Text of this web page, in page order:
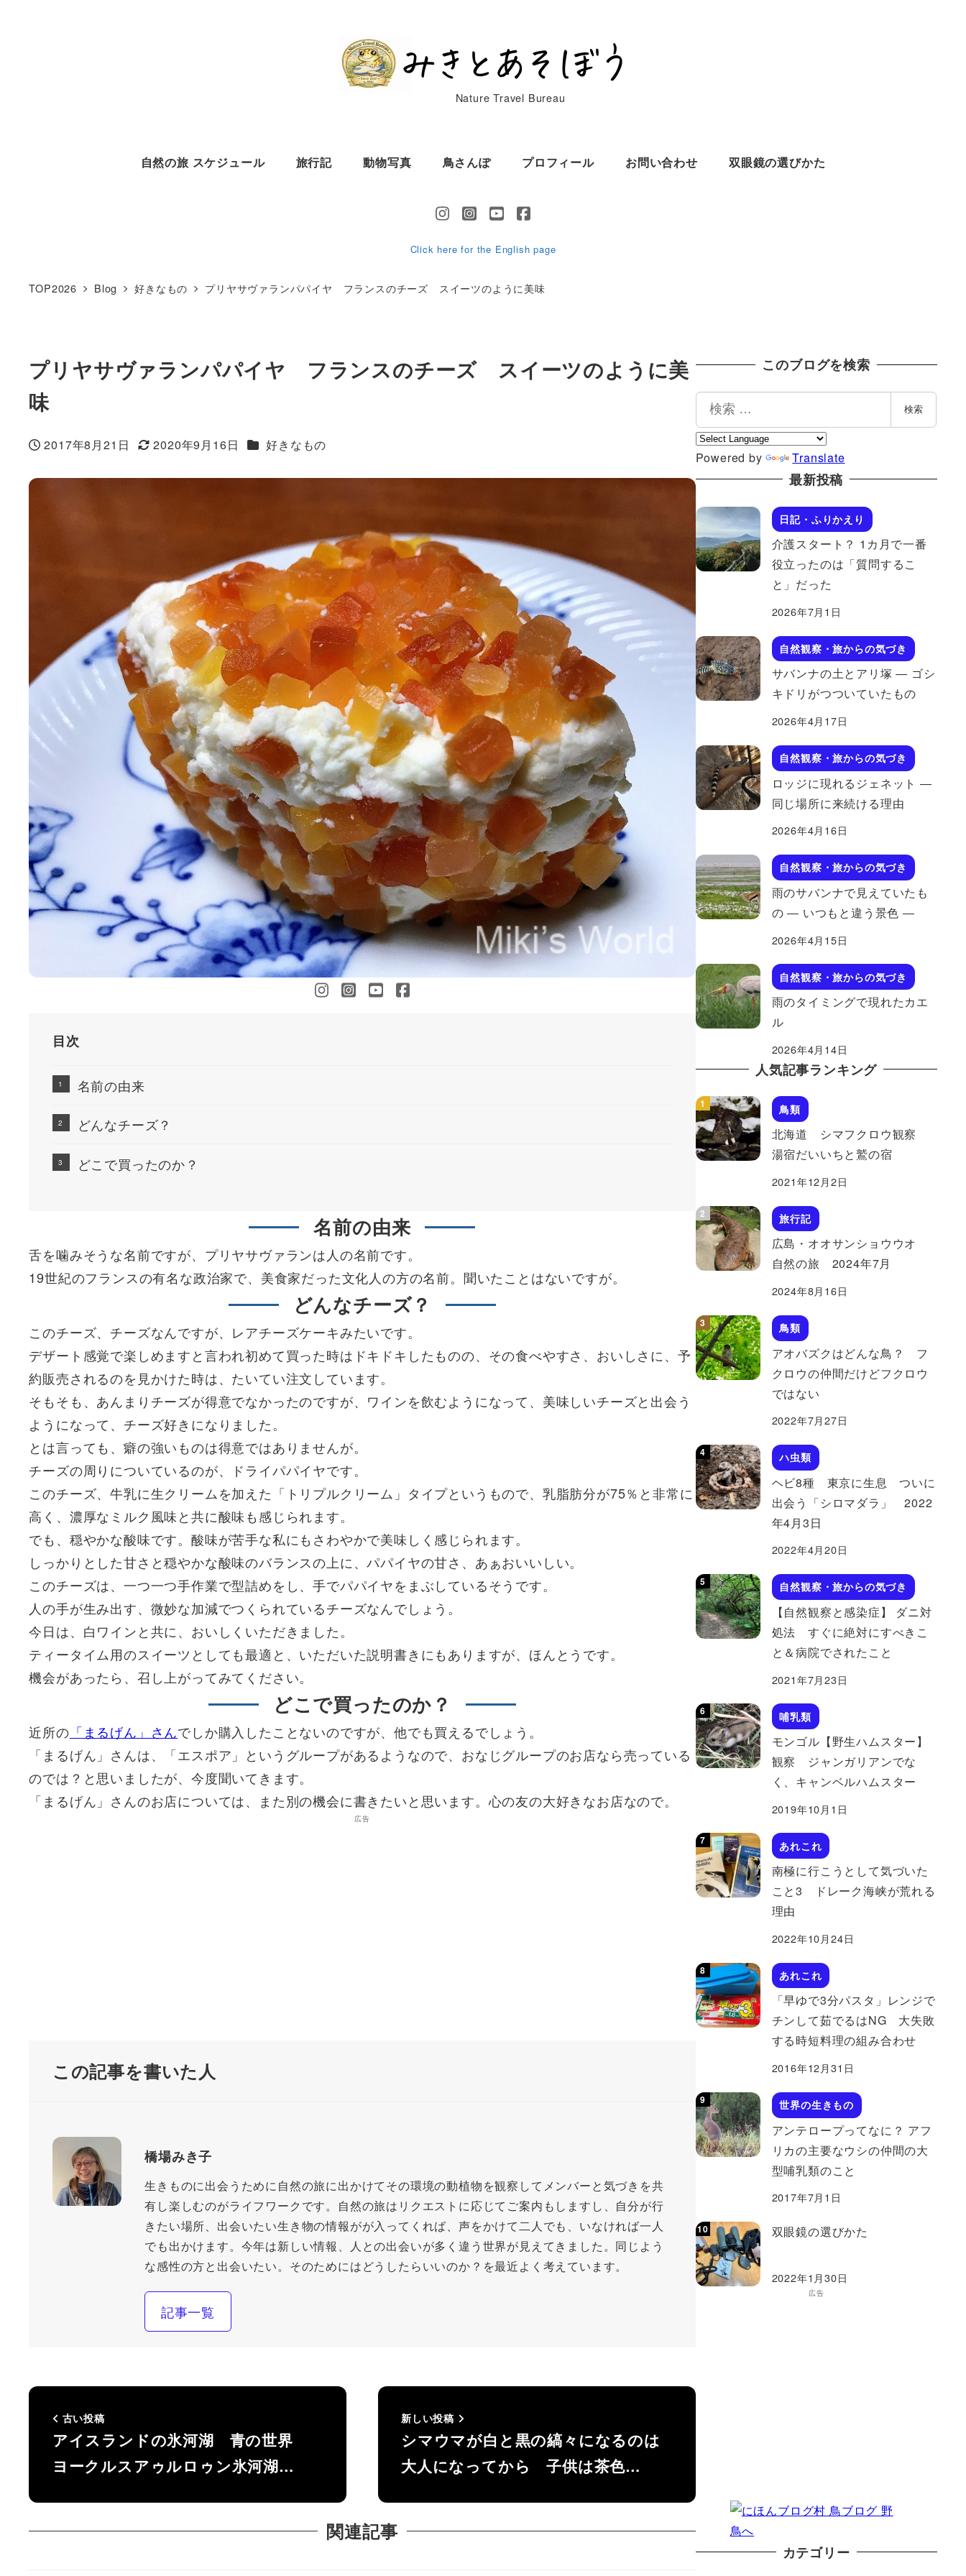
Nature Travel Bureau
自然の旅 スケジュール 旅行記 動物写真 鳥さんぽ プロフィール お問い合わせ 双眼鏡の選びかた
Click here for the English page
TOP2026 Blog 好きなもの プリヤサヴァランパパイヤ フランスのチーズ スイーツのように美味
プリヤサヴァランパパイヤ フランスのチーズ スイーツのように美
味
投稿日
2017年8月21日
更新日
2020年9月16日 カテゴリー
好きなもの
目次
名前の由来
どんなチーズ？
どこで買ったのか？
名前の由来
舌を噛みそうな名前ですが、プリヤサヴァランは人の名前です。
19世紀のフランスの有名な政治家で、美食家だった文化人の方の名前。聞いたことはないですが。
どんなチーズ？
このチーズ、チーズなんですが、レアチーズケーキみたいです。
デザート感覚で楽しめますと言われ初めて買った時はドキドキしたものの、その食べやすさ、おいしさに、予
約販売されるのを見かけた時は、たいてい注文しています。
そもそも、あんまりチーズが得意でなかったのですが、ワインを飲むようになって、美味しいチーズと出会う
ようになって、チーズ好きになりました。
とは言っても、癖の強いものは得意ではありませんが。
チーズの周りについているのが、ドライパパイヤです。
このチーズ、牛乳に生クリームを加えた「トリプルクリーム」タイプというもので、乳脂肪分が75％と非常に
高く、濃厚なミルク風味と共に酸味も感じられます。
でも、穏やかな酸味です。酸味が苦手な私にもさわやかで美味しく感じられます。
しっかりとした甘さと穏やかな酸味のバランスの上に、パパイヤの甘さ、あぁおいいしい。
このチーズは、一つ一つ手作業で型詰めをし、手でパパイヤをまぶしているそうです。
人の手が生み出す、微妙な加減でつくられているチーズなんでしょう。
今日は、白ワインと共に、おいしくいただきました。
ティータイム用のスイーツとしても最適と、いただいた説明書きにもありますが、ほんとうです。
機会があったら、召し上がってみてください。
どこで買ったのか？
近所の 「まるげん」さんでしか購入したことないのですが、他でも買えるでしょう。
「まるげん」さんは、「エスポア」というグループがあるようなので、おなじグループのお店なら売っている
のでは？と思いましたが、今度聞いてきます。
「まるげん」さんのお店については、また別の機会に書きたいと思います。心の友の大好きなお店なので。
広告
この記事を書いた人
橋場みき子
生きものに出会うために自然の旅に出かけてその環境の動植物を観察してメンバーと気づきを共
有し楽しむのがライフワークです。自然の旅はリクエストに応じてご案内もしますし、自分が行
きたい場所、出会いたい生き物の情報がが入ってくれば、声をかけて二人でも、いなければ一人
でも出かけます。今年は新しい情報、人との出会いが多く違う世界が見えてきました。同じよう
な感性の方と出会いたい。そのためにはどうしたらいいのか？を最近よく考えています。
記事一覧
古い投稿
アイスランドの氷河湖 青の世界
ヨークルスアゥルロゥン氷河湖…
新しい投稿
シマウマが白と黒の縞々になるのは
大人になってから 子供は茶色…
関連記事
このブログを検索
索
検索
Powered by Translate
最新投稿
日記・ふりかえり
介護スタート？ 1カ月で一番
役立ったのは「質問するこ
と」だった
2026年7月1日
自然観察・旅からの気づき
サバンナの土とアリ塚 ― ゴシ
キドリがつついていたもの
2026年4月17日
自然観察・旅からの気づき
ロッジに現れるジェネット ―
同じ場所に来続ける理由
2026年4月16日
自然観察・旅からの気づき
雨のサバンナで見えていたも
の ― いつもと違う景色 ―
2026年4月15日
自然観察・旅からの気づき
雨のタイミングで現れたカエ
ル
2026年4月14日
人気記事ランキング
鳥類
北海道 シマフクロウ観察
湯宿だいいちと鷲の宿
2021年12月2日
旅行記
広島・オオサンショウウオ
自然の旅 2024年7月
2024年8月16日
鳥類
アオバズクはどんな鳥？ フ
クロウの仲間だけどフクロウ
ではない
2022年7月27日
ハ虫類
ヘビ8種 東京に生息 ついに
出会う「シロマダラ」 2022
年4月3日
2022年4月20日
自然観察・旅からの気づき
【自然観察と感染症】 ダニ対
処法 すぐに絶対にすべきこ
と＆病院でされたこと
2021年7月23日
哺乳類
モンゴル【野生ハムスター】
観察 ジャンガリアンでな
く、キャンベルハムスター
2019年10月1日
あれこれ
南極に行こうとして気づいた
こと3 ドレーク海峡が荒れる
理由
2022年10月24日
あれこれ
「早ゆで3分パスタ」レンジで
チンして茹でるはNG 大失敗
する時短料理の組み合わせ
2016年12月31日
世界の生きもの
アンテロープってなに？ アフ
リカの主要なウシの仲間の大
型哺乳類のこと
2017年7月1日
双眼鏡の選びかた
2022年1月30日
広告
カテゴリー